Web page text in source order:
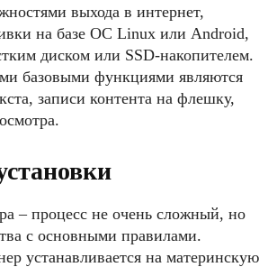
выхода в интернет,
на базе ОС Linux или Android,
диском или SSD-накопителем.
базовыми функциями являются
записи контента на флешку,
– процесс не очень сложный, но
с основными правилами.
устанавливается на материнскую